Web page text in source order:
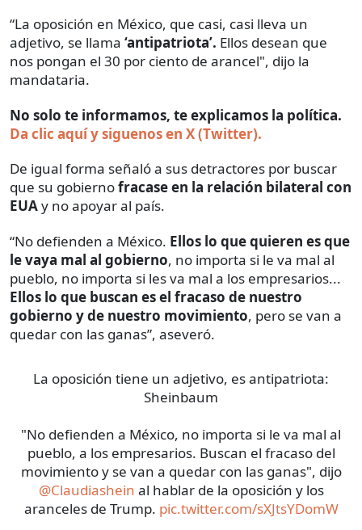
“La oposición en México, que casi, casi lleva un
adjetivo, se llama ‘antipatriota’. Ellos desean que
nos pongan el 30 por ciento de arancel", dijo la
mandataria.
No solo te informamos, te explicamos la política.
Da clic aquí y siguenos en X (Twitter).
De igual forma señaló a sus detractores por buscar
que su gobiernofracase en la relación bilateral con
EUAy no apoyar al país.
“No defienden a México. Ellos lo que quieren es que
le vaya mal al gobierno, no importa si le va mal al
pueblo, no importa si les va mal a los empresarios...
Ellos lo que buscan es el fracaso de nuestro
gobierno y de nuestro movimiento, pero se van a
quedar con las ganas”, aseveró.
La oposición tiene un adjetivo, es antipatriota:
Sheinbaum
"No defienden a México, no importa si le va mal al
pueblo, a los empresarios. Buscan el fracaso del
movimiento y se van a quedar con las ganas", dijo
@Claudiashein al hablar de la oposición y los
aranceles de Trump. pic.twitter.com/sXJtsYDomW